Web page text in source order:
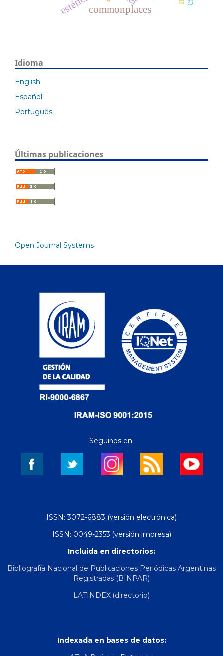
commonplaces
Idioma
English
Español
Português
Últimas publicaciones
Open Journal Systems
Seguinos en:
ISSN: 3072-6883 (versión electrónica)
ISSN: 0049-2353 (versión impresa)
Incluida en directorios:
Bibliografía Nacional de Publicaciones Periódicas Argentinas
Registradas (BINPAR)
LATINDEX (directorio)
Indexada en bases de datos: